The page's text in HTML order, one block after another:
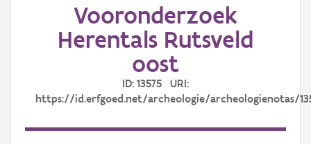
Vooronderzoek
Herentals Rutsveld
oost
ID: 13575 URI:
https://id.erfgoed.net/archeologie/archeologienotas/